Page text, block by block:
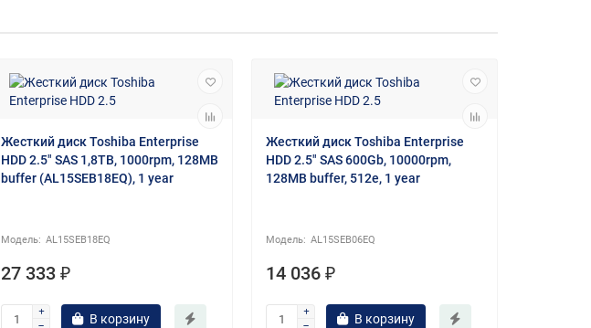
Жесткий диск Toshiba Enterprise
HDD 2.5" SAS 1,8ТB, 1000rpm, 128MB
buffer (AL15SEB18EQ), 1 year
AL15SEB18EQ
27 333 ₽
В корзину
Жесткий диск Toshiba Enterprise
HDD 2.5" SAS 600Gb, 10000rpm,
128MB buffer, 512e, 1 year
AL15SEB06EQ
14 036 ₽
В корзину